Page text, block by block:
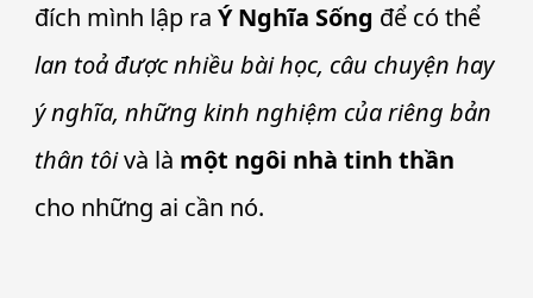
đích mình lập raÝ Nghĩa Sống để có thể
lan toả được nhiều bài học, câu chuyện hay
ý nghĩa, những kinh nghiệm của riêng bản
thân tôivà là một ngôi nhà tinh thần
cho những ai cần nó.